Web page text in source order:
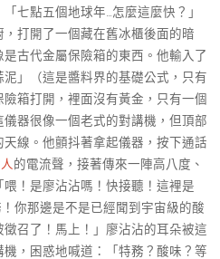
七點五個地球年…怎麼這麼快？」
打開了一個藏在舊冰櫃後面的暗
古代金屬保險箱的東西。他輸入了
」（這是醬料界的基礎公式，只有
箱打開，裡面沒有黃金，只有一個
器很像一個老式的對講機，但頂部
線。他顫抖著拿起儀器，按下通話
的電流聲，接著傳來一陣高八度、
！是廖沾沾嗎！快接聽！這裡是
你那邊是不是已經聞到宇宙級的酸
召了！馬上！」廖沾沾的耳朵被這
，困惑地喊道：「特務？酸味？等